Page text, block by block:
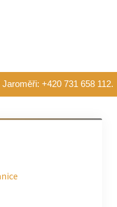
+420 731 658 112.